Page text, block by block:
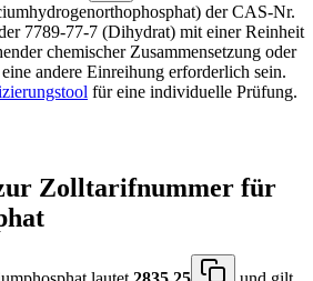
der CAS-Nr.
7789-77-7 (Dihydrat) mit einer Reinheit
chemischer Zusammensetzung oder
andere Einreihung erforderlich sein.
für eine individuelle Prüfung.
Zolltarifnummer für